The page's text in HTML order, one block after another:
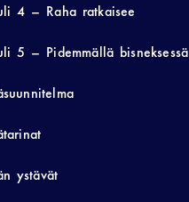
4 – Raha ratkaisee
5 – Pidemmällä bisneksessä
ystävät